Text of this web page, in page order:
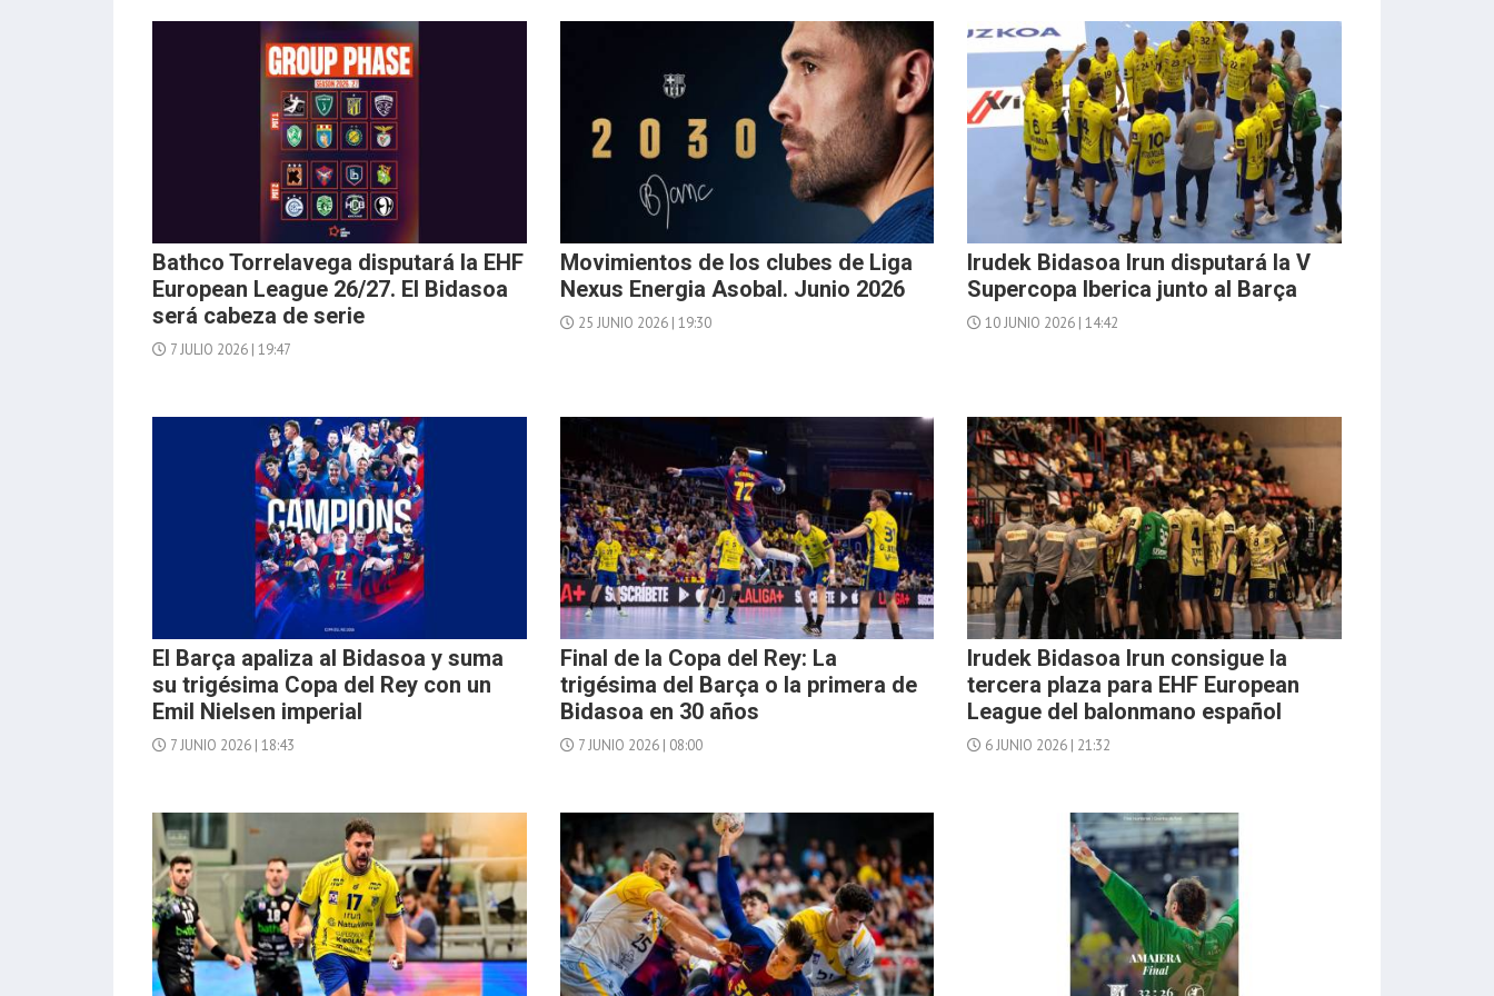
Bathco Torrelavega disputará la EHF
European League 26/27. El Bidasoa
será cabeza de serie
7 JULIO 2026 | 19:47
Movimientos de los clubes de Liga
Nexus Energia Asobal. Junio 2026
25 JUNIO 2026 | 19:30
Irudek Bidasoa Irun disputará la V
Supercopa Iberica junto al Barça
10 JUNIO 2026 | 14:42
El Barça apaliza al Bidasoa y suma
su trigésima Copa del Rey con un
Emil Nielsen imperial
7 JUNIO 2026 | 18:43
Final de la Copa del Rey: La
trigésima del Barça o la primera de
Bidasoa en 30 años
7 JUNIO 2026 | 08:00
Irudek Bidasoa Irun consigue la
tercera plaza para EHF European
League del balonmano español
6 JUNIO 2026 | 21:32